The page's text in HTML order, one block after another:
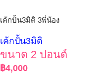
เค้กปั้น3มิติ 3พี่น้อง
เค้กปั้น3มิติ
ขนาด 2 ปอนด์
฿4,000